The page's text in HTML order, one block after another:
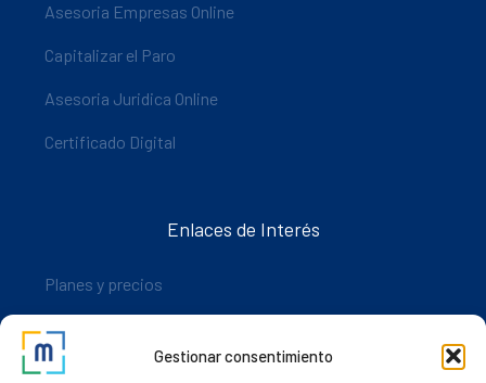
Gestionar consentimiento
Asesoria Empresas Online
Capitalizar el Paro
Asesoria Juridica Online
Certificado Digital
Enlaces de Interés
Planes y precios
Descarga nuestra app
Nuestros clientes